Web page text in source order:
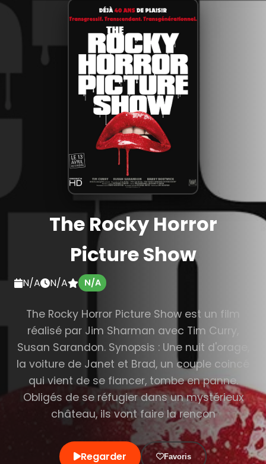
The Rocky Horror
Picture Show
N/A N/A N/A
The Rocky Horror Picture Show est un film
réalisé par Jim Sharman avec Tim Curry,
Susan Sarandon. Synopsis : Une nuit d'orage,
la voiture de Janet et Brad, un couple coincé
qui vient de se fiancer, tombe en panne.
Obligés de se réfugier dans un mystérieux
château, ils vont faire la rencon
Regarder Favoris